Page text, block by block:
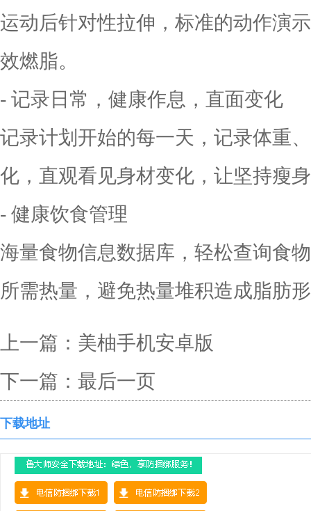
运动后针对性拉伸，标准的动作演
效燃脂。
- 记录日常，健康作息，直面变化
记录计划开始的每一天，记录体重
化，直观看见身材变化，让坚持瘦
- 健康饮食管理
海量食物信息数据库，轻松查询食
所需热量，避免热量堆积造成脂肪
上一篇： 美柚手机安卓版
下一篇： 最后一页
下载地址